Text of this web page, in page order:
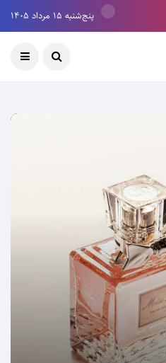
پنج‌شنبه ۱۵ مرداد ۱۴۰۵